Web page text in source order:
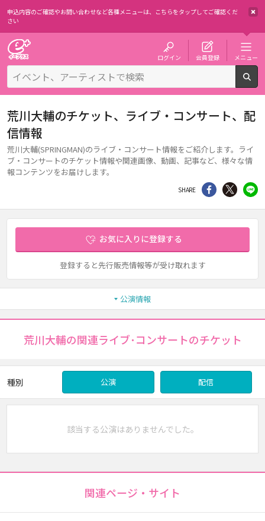
申込内容のご確認やお問い合わせなど各種メニューは、 こちらをタップしてご確認くだ
さい
ログイン 会員登録 メニュー
荒川大輔のチケット、ライブ・コンサート、配
信情報
荒川大輔(SPRINGMAN)のライブ・コンサート情報をご紹介します。ライ
ブ・コンサートのチケット情報や関連画像、動画、記事など、様々な情
報コンテンツをお届けします。
SHARE シェア Twitter
お気に入りに登録する
登録すると先行販売情報等が受け取れます
公演情報
荒川大輔の関連ライブ･コンサートのチケット
種別 公演 配信
該当する公演はありませんでした。
関連ページ・サイト